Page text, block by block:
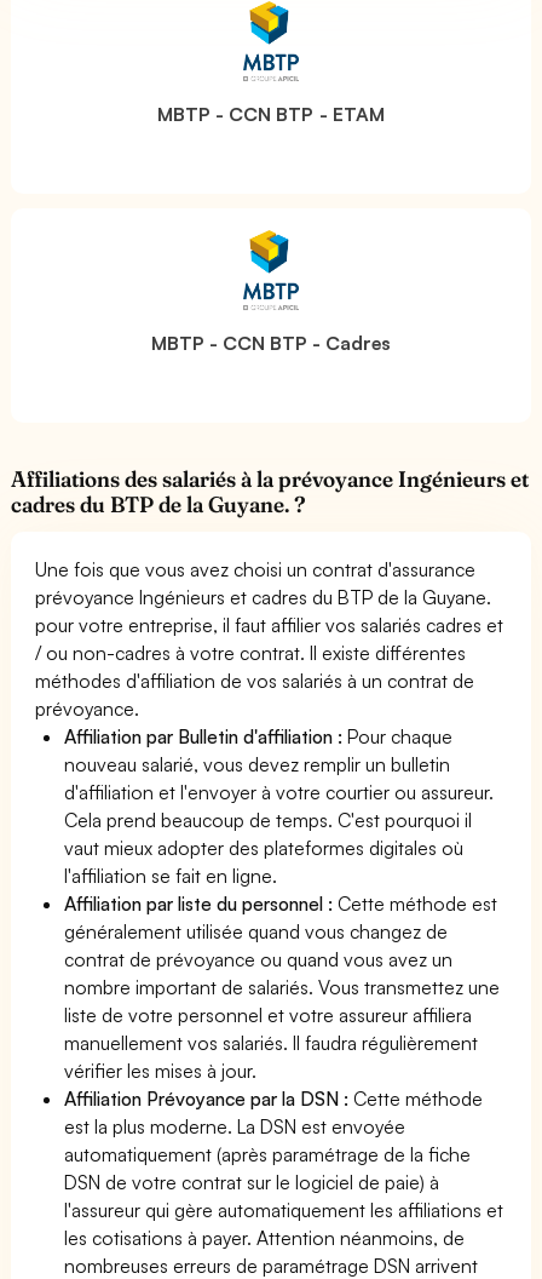
MBTP - CCN BTP - ETAM
MBTP - CCN BTP - Cadres
Affiliations des salariés à la prévoyance Ingénieurs et
cadres du BTP de la Guyane. ?
Une fois que vous avez choisi un contrat d'assurance
prévoyance Ingénieurs et cadres du BTP de la Guyane.
pour votre entreprise, il faut affilier vos salariés cadres et
/ ou non-cadres à votre contrat. Il existe différentes
méthodes d'affiliation de vos salariés à un contrat de
prévoyance.
Affiliation par Bulletin d'affiliation : Pour chaque
nouveau salarié, vous devez remplir un bulletin
d'affiliation et l'envoyer à votre courtier ou assureur.
Cela prend beaucoup de temps. C'est pourquoi il
vaut mieux adopter des plateformes digitales où
l'affiliation se fait en ligne.
Affiliation par liste du personnel : Cette méthode est
généralement utilisée quand vous changez de
contrat de prévoyance ou quand vous avez un
nombre important de salariés. Vous transmettez une
liste de votre personnel et votre assureur affiliera
manuellement vos salariés. Il faudra régulièrement
vérifier les mises à jour.
Affiliation Prévoyance par la DSN : Cette méthode
est la plus moderne. La DSN est envoyée
automatiquement (après paramétrage de la fiche
DSN de votre contrat sur le logiciel de paie) à
l'assureur qui gère automatiquement les affiliations et
les cotisations à payer. Attention néanmoins, de
nombreuses erreurs de paramétrage DSN arrivent